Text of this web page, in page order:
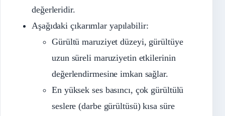
değerleridir.
Aşağıdaki çıkarımlar yapılabilir:
Gürültü maruziyet düzeyi, gürültüye
uzun süreli maruziyetin etkilerinin
değerlendirmesine imkan sağlar.
En yüksek ses basıncı, çok gürültülü
seslere (darbe gürültüsü) kısa süre